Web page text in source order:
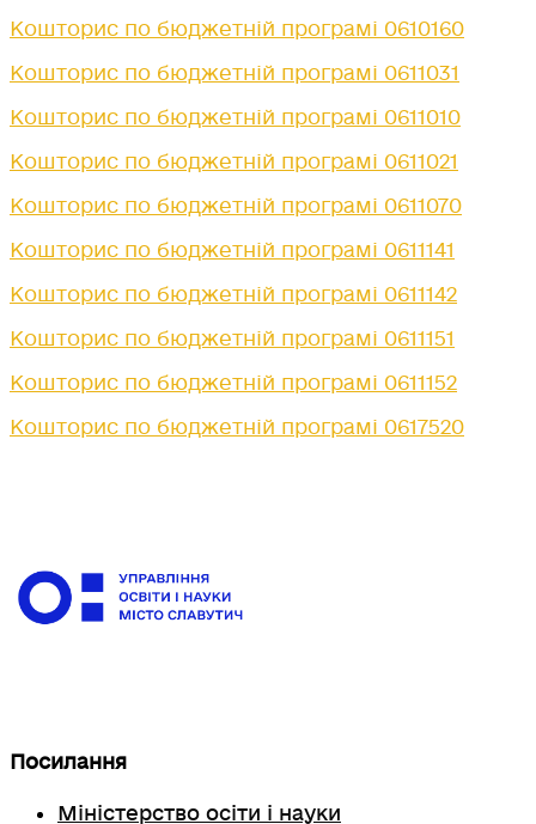
Кошторис по бюджетній програмі 0610160
Кошторис по бюджетній програмі 0611031
Кошторис по бюджетній програмі 0611010
Кошторис по бюджетній програмі 0611021
Кошторис по бюджетній програмі 0611070
Кошторис по бюджетній програмі 0611141
Кошторис по бюджетній програмі 0611142
Кошторис по бюджетній програмі 0611151
Кошторис по бюджетній програмі 0611152
Кошторис по бюджетній програмі 0617520
Посилання
Міністерство осіти і науки